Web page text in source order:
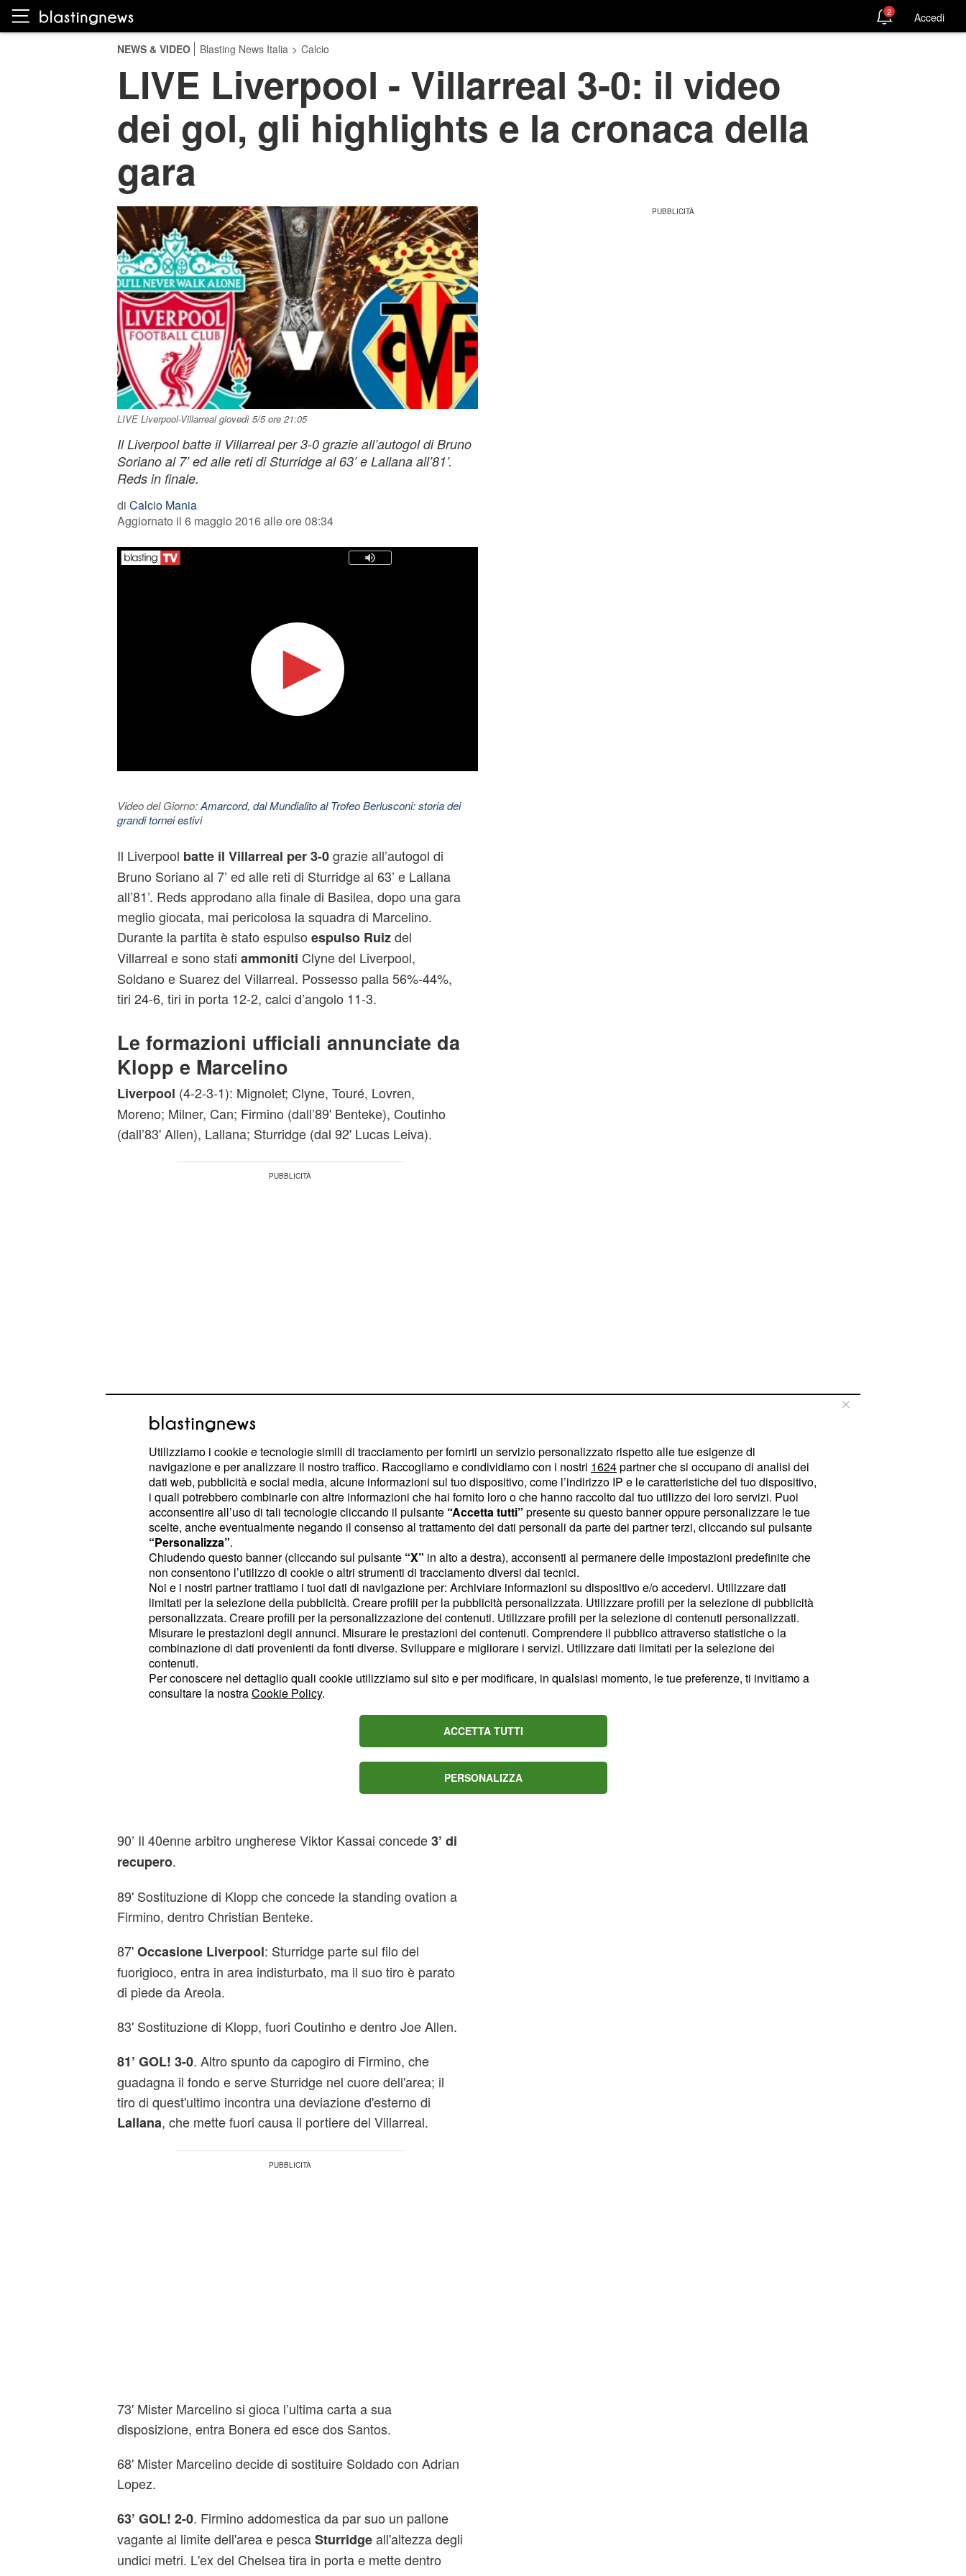
2 Accedi
NEWS & VIDEO Blasting News Italia > Calcio
LIVE Liverpool - Villarreal 3-0: il video
dei gol, gli highlights e la cronaca della
gara
LIVE Liverpool-Villarreal giovedì 5/5 ore 21:05
Il Liverpool batte il Villarreal per 3-0 grazie all’autogol di Bruno
Soriano al 7’ ed alle reti di Sturridge al 63’ e Lallana all’81’.
Reds in finale.
di Calcio Mania
Aggiornato il 6 maggio 2016 alle ore 08:34
Video del Giorno:Amarcord, dal Mundialito al Trofeo Berlusconi: storia dei
grandi tornei estivi
Il Liverpool batte il Villarreal per 3-0grazie all’autogol di
Bruno Soriano al 7’ ed alle reti di Sturridge al 63’ e Lallana
all’81’. Reds approdano alla finale di Basilea, dopo una gara
meglio giocata, mai pericolosa la squadra di Marcelino.
Durante la partita è stato espulso espulso Ruizdel
Villarreal e sono stati ammoniti Clyne del Liverpool,
Soldano e Suarez del Villarreal. Possesso palla 56%-44%,
tiri 24-6, tiri in porta 12-2, calci d’angolo 11-3.
Le formazioni ufficiali annunciate da
Klopp e Marcelino
Liverpool (4-2-3-1): Mignolet; Clyne, Touré, Lovren,
Moreno; Milner, Can; Firmino (dall’89' Benteke), Coutinho
(dall’83' Allen), Lallana; Sturridge (dal 92' Lucas Leiva).
Villarreal(4-4-2): Areola; Mario, Musacchio, Ruiz, Costa;
Suarez; Soldano (dal 68' Adrian Lopez), Bakambu.
Il video dei gol e degli highlights
LIVE Liverpool-Villarreal finisce 3-0
90'+2' Sostituzione Liverpool, fuori Sturridge e dentro Lucas
90’ Il 40enne arbitro ungherese Viktor Kassai concede3’ di
recupero.
89' Sostituzione di Klopp che concede la standing ovation a
Firmino, dentro Christian Benteke.
87'Occasione Liverpool: Sturridge parte sul filo del
fuorigioco, entra in area indisturbato, ma il suo tiro è parato
di piede da Areola.
83' Sostituzione di Klopp, fuori Coutinho e dentro Joe Allen.
81’ GOL! 3-0. Altro spunto da capogiro di Firmino, che
guadagna il fondo e serve Sturridge nel cuore dell'area; il
tiro di quest'ultimo incontra una deviazione d'esterno di
Lallana, che mette fuori causa il portiere del Villarreal.
73' Mister Marcelino si gioca l’ultima carta a sua
disposizione, entra Bonera ed esce dos Santos.
68' Mister Marcelino decide di sostituire Soldado con Adrian
Lopez.
63’ GOL! 2-0. Firmino addomestica da par suo un pallone
vagante al limite dell'area e pescaSturridgeall'altezza degli
undici metri. L'ex del Chelsea tira in porta e mette dentro
Utilizziamo i cookie e tecnologie simili di tracciamento per fornirti un servizio personalizzato rispetto alle tue esigenze di
navigazione e per analizzare il nostro traffico. Raccogliamo e condividiamo con i nostri 1624partner che si occupano di analisi dei
dati web, pubblicità e social media, alcune informazioni sul tuo dispositivo, come l’indirizzo IP e le caratteristiche del tuo dispositivo,
i quali potrebbero combinarle con altre informazioni che hai fornito loro o che hanno raccolto dal tuo utilizzo dei loro servizi. Puoi
acconsentire all’uso di tali tecnologie cliccando il pulsante “Accetta tutti” presente su questo banner oppure personalizzare le tue
scelte, anche eventualmente negando il consenso al trattamento dei dati personali da parte dei partner terzi, cliccando sul pulsante
“Personalizza”.
Chiudendo questo banner (cliccando sul pulsante “X” in alto a destra), acconsenti al permanere delle impostazioni predefinite che
non consentono l’utilizzo di cookie o altri strumenti di tracciamento diversi dai tecnici.
Noi e i nostri partner trattiamo i tuoi dati di navigazione per: Archiviare informazioni su dispositivo e/o accedervi. Utilizzare dati
limitati per la selezione della pubblicità. Creare profili per la pubblicità personalizzata. Utilizzare profili per la selezione di pubblicità
personalizzata. Creare profili per la personalizzazione dei contenuti. Utilizzare profili per la selezione di contenuti personalizzati.
Misurare le prestazioni degli annunci. Misurare le prestazioni dei contenuti. Comprendere il pubblico attraverso statistiche o la
combinazione di dati provenienti da fonti diverse. Sviluppare e migliorare i servizi. Utilizzare dati limitati per la selezione dei
contenuti.
Per conoscere nel dettaglio quali cookie utilizziamo sul sito e per modificare, in qualsiasi momento, le tue preferenze, ti invitiamo a
consultare la nostraCookie Policy.
ACCETTA TUTTI
PERSONALIZZA